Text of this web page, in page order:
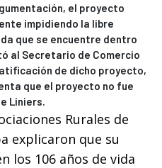
el proyecto
impidiendo la libre
que se encuentre dentro
al Secretario de Comercio
de dicho proyecto,
que el proyecto no fue
Liniers.
Rurales de
explicaron que su
los 106 años de vida